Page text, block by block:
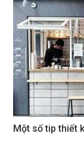
Một số tip thiết